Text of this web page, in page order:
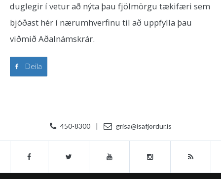
duglegir í vetur að nýta þau fjölmörgu tækifæri sem
bjóðast hér í nærumhverfinu til að uppfylla þau
viðmið Aðalnámskrár.
Deila
450-8300 | grisa@isafjordur.is